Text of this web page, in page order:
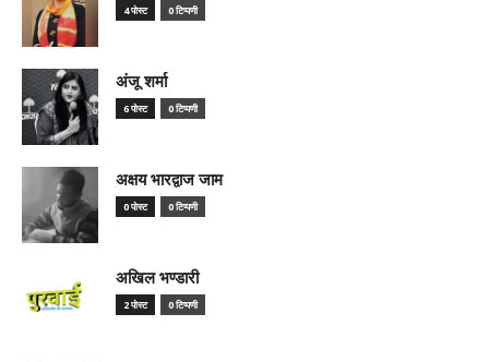
4 पोस्ट 0 टिप्पणी
अंजू शर्मा
6 पोस्ट 0 टिप्पणी
अक्षय भारद्वाज जाम
0 पोस्ट 0 टिप्पणी
अखिल भण्डारी
2 पोस्ट 0 टिप्पणी